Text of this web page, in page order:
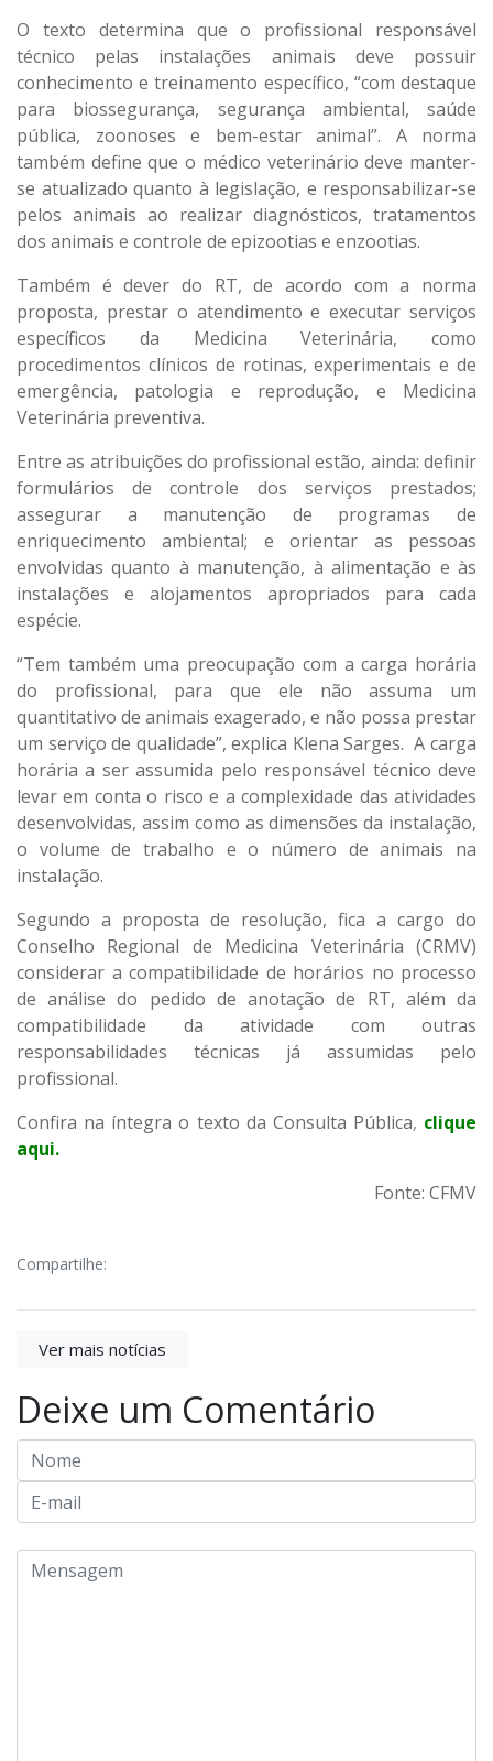
O texto determina que o profissional responsável
técnico pelas instalações animais deve possuir
conhecimento e treinamento específico, “com destaque
para biossegurança, segurança ambiental, saúde
pública, zoonoses e bem-estar animal”. A norma
também define que o médico veterinário deve manter-
se atualizado quanto à legislação, e responsabilizar-se
pelos animais ao realizar diagnósticos, tratamentos
dos animais e controle de epizootias e enzootias.
Também é dever do RT, de acordo com a norma
proposta, prestar o atendimento e executar serviços
específicos da Medicina Veterinária, como
procedimentos clínicos de rotinas, experimentais e de
emergência, patologia e reprodução, e Medicina
Veterinária preventiva.
Entre as atribuições do profissional estão, ainda: definir
formulários de controle dos serviços prestados;
assegurar a manutenção de programas de
enriquecimento ambiental; e orientar as pessoas
envolvidas quanto à manutenção, à alimentação e às
instalações e alojamentos apropriados para cada
espécie.
“Tem também uma preocupação com a carga horária
do profissional, para que ele não assuma um
quantitativo de animais exagerado, e não possa prestar
um serviço de qualidade”, explica Klena Sarges. A carga
horária a ser assumida pelo responsável técnico deve
levar em conta o risco e a complexidade das atividades
desenvolvidas, assim como as dimensões da instalação,
o volume de trabalho e o número de animais na
instalação.
Segundo a proposta de resolução, fica a cargo do
Conselho Regional de Medicina Veterinária (CRMV)
considerar a compatibilidade de horários no processo
de análise do pedido de anotação de RT, além da
compatibilidade da atividade com outras
responsabilidades técnicas já assumidas pelo
profissional.
Confira na íntegra o texto da Consulta Pública, clique
aqui.
Fonte: CFMV
Compartilhe:
Ver mais notícias
Deixe um Comentário